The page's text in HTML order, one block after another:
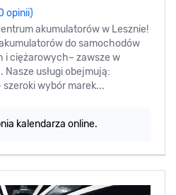
opinii)
akumulatorów w Lesznie!
do samochodów
ciężarowych– zawsze w
usługi obejmują:
wybór marek...
kalendarza online.